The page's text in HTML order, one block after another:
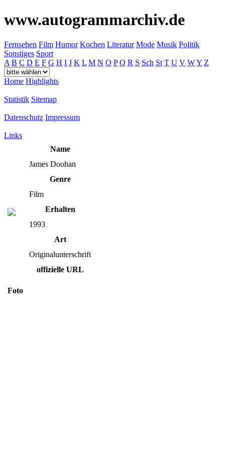
www.autogrammarchiv.de
Fernsehen Film Humor Kochen Literatur Mode Musik Politik
Sonstiges Sport
A B C D E F G H I J K L M N O P Q R S Sch St T U V WY Z
Home Highlights
Statistik Sitemap
Datenschutz Impressum
Links
Name
James Doohan
Genre
Film
Erhalten
1993
Art
Originalunterschrift
offizielle URL
Foto